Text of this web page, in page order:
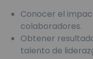
Conocer el
colaboradores.
Obtener
talento de